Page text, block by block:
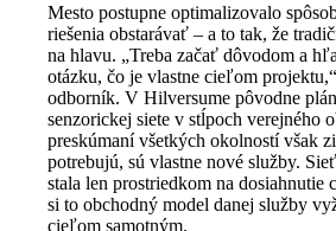
Mesto postupne optimalizovalo
riešenia obstarávať – a to tak, že
na hlavu. „Treba začať dôvodom a
otázku, čo je vlastne cieľom
odborník. V Hilversume pôvodne
senzorickej siete v stĺpoch verejného
preskúmaní všetkých okolností však
potrebujú, sú vlastne nové služby.
stala len prostriedkom na dosiahnutie
si to obchodný model danej služby
cieľom samotným.